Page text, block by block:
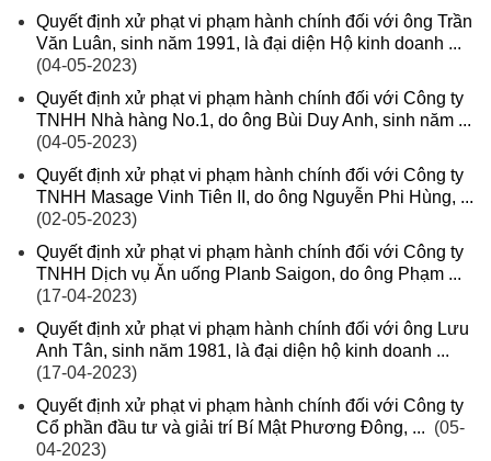
Quyết định xử phạt vi phạm hành chính đối với ông Trần
Văn Luân, sinh năm 1991, là đại diện Hộ kinh doanh ...
(04-05-2023)
Quyết định xử phạt vi phạm hành chính đối với Công ty
TNHH Nhà hàng No.1, do ông Bùi Duy Anh, sinh năm ...
(04-05-2023)
Quyết định xử phạt vi phạm hành chính đối với Công ty
TNHH Masage Vinh Tiên II, do ông Nguyễn Phi Hùng, ...
(02-05-2023)
Quyết định xử phạt vi phạm hành chính đối với Công ty
TNHH Dịch vụ Ăn uống Planb Saigon, do ông Phạm ...
(17-04-2023)
Quyết định xử phạt vi phạm hành chính đối với ông Lưu
Anh Tân, sinh năm 1981, là đại diện hộ kinh doanh ...
(17-04-2023)
Quyết định xử phạt vi phạm hành chính đối với Công ty
Cổ phần đầu tư và giải trí Bí Mật Phương Đông, ... (05-
04-2023)